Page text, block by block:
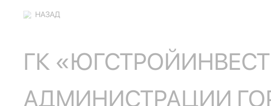
НАЗАД
ГК
АДМИНИСТРАЦИИ